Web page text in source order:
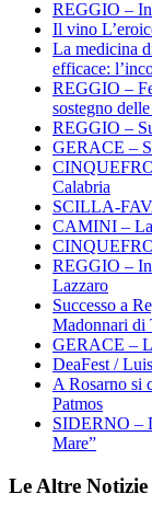
REGGIO –
Il vino
La medicina
efficace:
REGGIO –
sostegno
REGGIO –
GERACE –
Calabria
SCILLA-
CAMINI – La
REGGIO –
Lazzaro
Successo a
Madonnari di
GERACE –
DeaFest /
A Rosarno si
Patmos
SIDERNO –
Mare”
Le Altre Notizie